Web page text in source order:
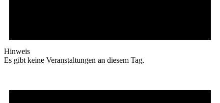
Hinweis
Es gibt keine Veranstaltungen an diesem Tag.